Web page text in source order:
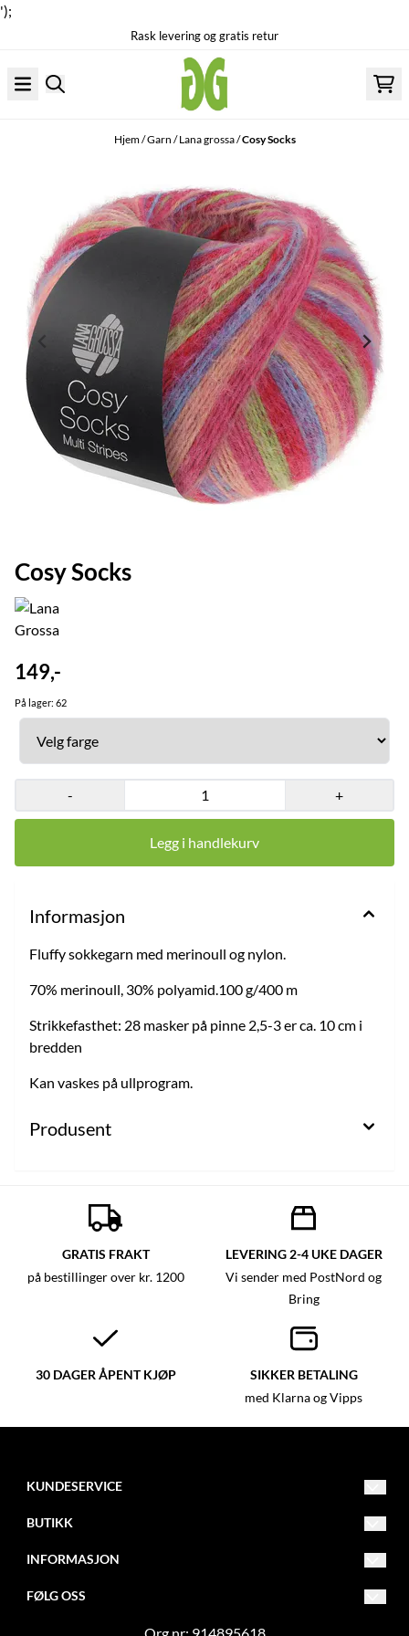
');
Rask levering og gratis retur
Hjem/Garn /Lana grossa/Cosy Socks
Cosy Socks
149,-
På lager: 62
- +
Legg i handlekurv
Informasjon
Fluffy sokkegarn med merinoull og nylon.
70% merinoull, 30% polyamid.100 g/400 m
Strikkefasthet: 28 masker på pinne 2,5-3 er ca. 10 cm i
bredden
Kan vaskes på ullprogram.
Produsent
GRATIS FRAKT
på bestillinger over kr. 1200
LEVERING 2-4 UKE DAGER
Vi sender med PostNord og
Bring
30 DAGER ÅPENT KJØP SIKKER BETALING
med Klarna og Vipps
KUNDESERVICE
mail@garngruven.no
1870
BUTIKK
Vilkår
Frakt og retur
INFORMASJON
Om oss
FØLG OSS